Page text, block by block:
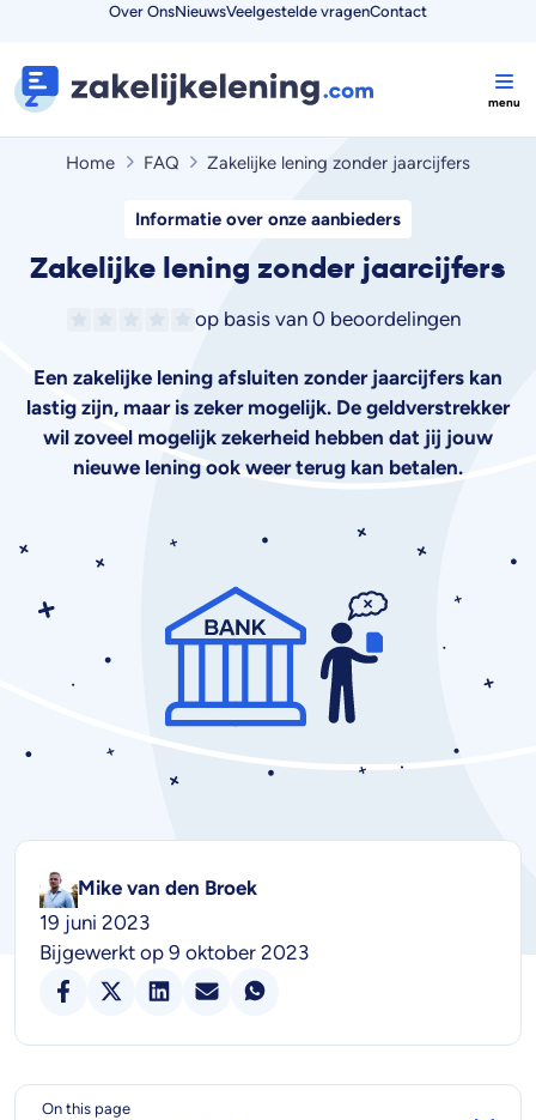
Over OnsNieuwsVeelgestelde vragenContact
Home FAQ Zakelijke lening zonder jaarcijfers
Informatie over onze aanbieders
Zakelijke lening zonder jaarcijfers
op basis van 0 beoordelingen
Een zakelijke lening afsluiten zonder jaarcijfers kan
lastig zijn, maar is zeker mogelijk. De geldverstrekker
wil zoveel mogelijk zekerheid hebben dat jij jouw
nieuwe lening ook weer terug kan betalen.
On this page
Mike van den Broek
19 juni 2023
Bijgewerkt op 9 oktober 2023